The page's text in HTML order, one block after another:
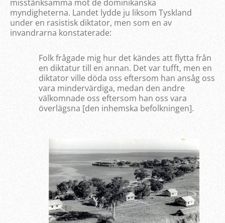
misstänksamma mot de dominikanska
myndigheterna. Landet lydde ju liksom Tyskland
under en rasistisk diktator, men som en av
invandrarna konstaterade:
Folk frågade mig hur det kändes att flytta från
en diktatur till en annan. Det var tufft, men en
diktator ville döda oss eftersom han ansåg oss
vara mindervärdiga, medan den andre
välkomnade oss eftersom han oss vara
överlägsna [den inhemska befolkningen].